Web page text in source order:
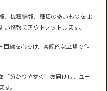
、機種情報、種類の多いものを比
情報にアウトプットします。
目線を心掛け、客観的な立場で作
「分かりやすく」お届けし、ユー
す。